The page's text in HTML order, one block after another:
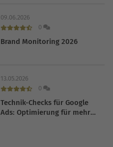
09.06.2026
0
Brand Monitoring 2026
13.05.2026
0
Technik-Checks für Google
Ads: Optimierung für mehr